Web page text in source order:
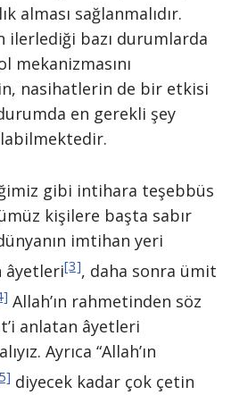
alması sağlanmalıdır.
ilerlediği bazı durumlarda
mekanizmasını
nasihatlerin de bir etkisi
en gerekli şey
gibi intihara teşebbüs
kişilere başta sabır
imtihan yeri
âyetleri[3], daha sonra ümit
Allah’ın rahmetinden söz
anlatan âyetleri
Ayrıca “Allah’ın
diyecek kadar çok çetin